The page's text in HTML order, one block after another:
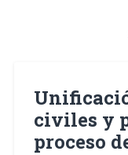
civiles y
proceso